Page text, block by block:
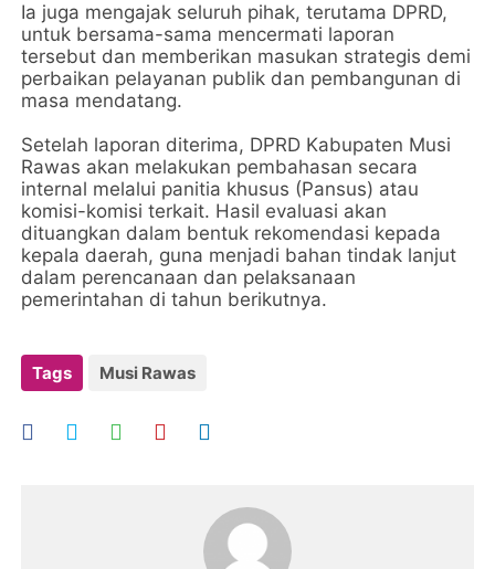
Ia juga mengajak seluruh pihak, terutama DPRD,
untuk bersama-sama mencermati laporan
tersebut dan memberikan masukan strategis demi
perbaikan pelayanan publik dan pembangunan di
masa mendatang.
Setelah laporan diterima, DPRD Kabupaten Musi
Rawas akan melakukan pembahasan secara
internal melalui panitia khusus (Pansus) atau
komisi-komisi terkait. Hasil evaluasi akan
dituangkan dalam bentuk rekomendasi kepada
kepala daerah, guna menjadi bahan tindak lanjut
dalam perencanaan dan pelaksanaan
pemerintahan di tahun berikutnya.
Tags Musi Rawas